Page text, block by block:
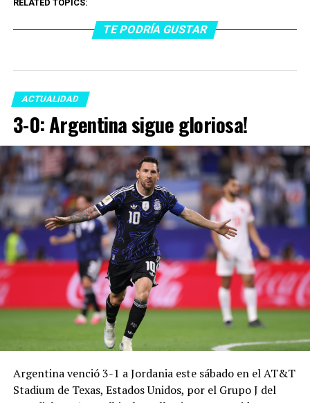
RELATED TOPICS:
TE PODRÍA GUSTAR
ACTUALIDAD
3-0: Argentina sigue gloriosa!
Argentina venció 3-1 a Jordania este sábado en el AT&T
Stadium de Texas, Estados Unidos, por el Grupo J del